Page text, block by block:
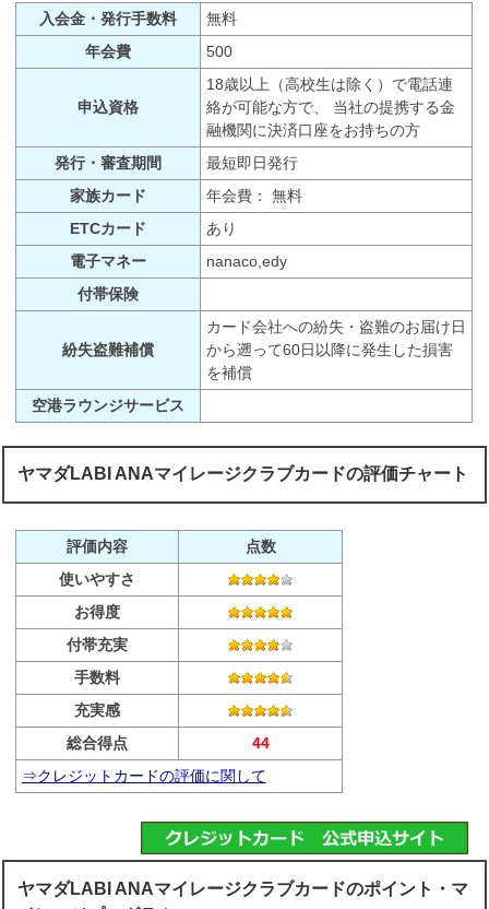
入会金・発行手数料
無料
年会費
500
申込資格
18歳以上（高校生は除く）で電話連
絡が可能な方で、 当社の提携する金
融機関に決済口座をお持ちの方
発行・審査期間
最短即日発行
家族カード
年会費： 無料
ETCカード
あり
電子マネー
nanaco,edy
付帯保険
紛失盗難補償
カード会社への紛失・盗難のお届け日
から遡って60日以降に発生した損害
を補償
空港ラウンジサービス
ヤマダLABI ANAマイレージクラブカードの評価チャート
評価内容
点数
使いやすさ
お得度
付帯充実
手数料
充実感
総合得点
44
⇒クレジットカードの評価に関して
ヤマダLABI ANAマイレージクラブカードのポイント・マ